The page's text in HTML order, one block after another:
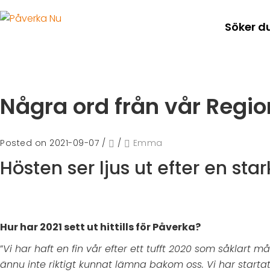
Söker
Några ord från vår
Posted on 2021-09-07 / / Emma
Hösten ser ljus ut efter en
Hur har 2021 sett ut hittills för Påverka?
”Vi har haft en fin vår efter ett tufft 2020 som såklart
ännu inte riktigt kunnat lämna bakom oss. Vi har